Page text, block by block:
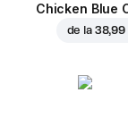
Chicken Blue
de la 38,99